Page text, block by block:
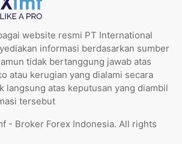
website resmi PT International
informasi berdasarkan sumber
tidak bertanggung jawab atas
atau kerugian yang dialami secara
langsung atas keputusan yang diambil
tersebut
- Broker Forex Indonesia. All rights